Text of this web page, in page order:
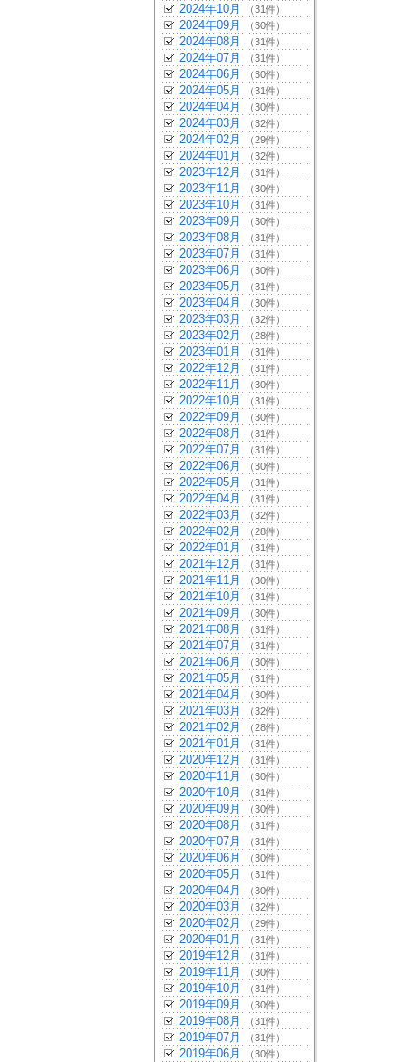
2024年10月 （31件）
2024年09月 （30件）
2024年08月 （31件）
2024年07月 （31件）
2024年06月 （30件）
2024年05月 （31件）
2024年04月 （30件）
2024年03月 （32件）
2024年02月 （29件）
2024年01月 （32件）
2023年12月 （31件）
2023年11月 （30件）
2023年10月 （31件）
2023年09月 （30件）
2023年08月 （31件）
2023年07月 （31件）
2023年06月 （30件）
2023年05月 （31件）
2023年04月 （30件）
2023年03月 （32件）
2023年02月 （28件）
2023年01月 （31件）
2022年12月 （31件）
2022年11月 （30件）
2022年10月 （31件）
2022年09月 （30件）
2022年08月 （31件）
2022年07月 （31件）
2022年06月 （30件）
2022年05月 （31件）
2022年04月 （31件）
2022年03月 （32件）
2022年02月 （28件）
2022年01月 （31件）
2021年12月 （31件）
2021年11月 （30件）
2021年10月 （31件）
2021年09月 （30件）
2021年08月 （31件）
2021年07月 （31件）
2021年06月 （30件）
2021年05月 （31件）
2021年04月 （30件）
2021年03月 （32件）
2021年02月 （28件）
2021年01月 （31件）
2020年12月 （31件）
2020年11月 （30件）
2020年10月 （31件）
2020年09月 （30件）
2020年08月 （31件）
2020年07月 （31件）
2020年06月 （30件）
2020年05月 （31件）
2020年04月 （30件）
2020年03月 （32件）
2020年02月 （29件）
2020年01月 （31件）
2019年12月 （31件）
2019年11月 （30件）
2019年10月 （31件）
2019年09月 （30件）
2019年08月 （31件）
2019年07月 （31件）
2019年06月 （30件）